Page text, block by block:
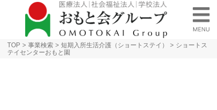
TOP > 事業検索 > 短期入所生活介護（ショートステイ） > ショートス
テイセンターおもと園